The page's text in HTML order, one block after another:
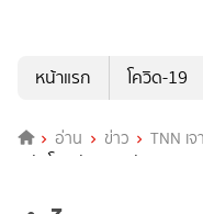
หน้าแรก
โควิด-19
อ่าน ข่าว TNN เจ
ระดับโลก คัดกรองสัมภาระ-ยา